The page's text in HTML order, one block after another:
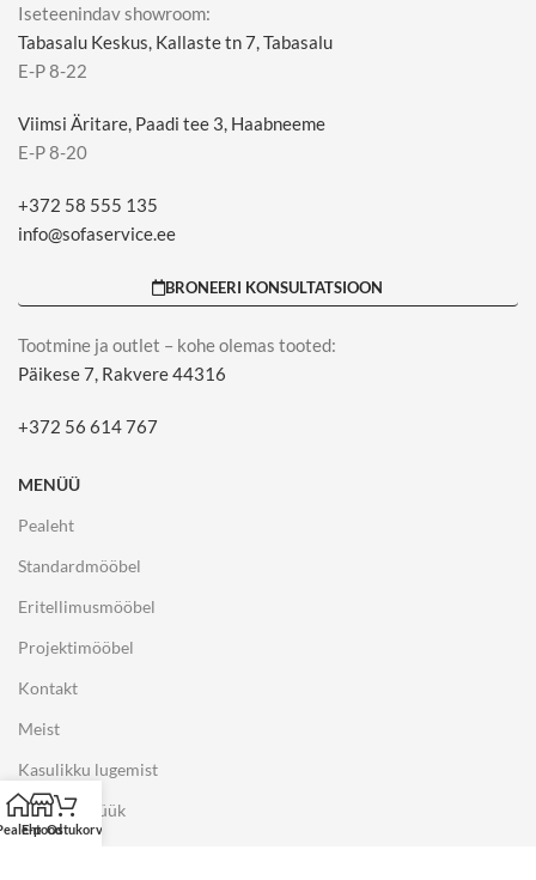
Iseteenindav showroom:
Tabasalu Keskus, Kallaste tn 7, Tabasalu
E-P 8-22
Viimsi Äritare, Paadi tee 3, Haabneeme
E-P 8-20
+372 58 555 135
info@sofaservice.ee
BRONEERI KONSULTATSIOON
Tootmine ja outlet – kohe olemas tooted:
Päikese 7, Rakvere 44316
+372 56 614 767
MENÜÜ
Pealeht
Standardmööbel
Eritellimusmööbel
Projektimööbel
Kontakt
Meist
Kasulikku lugemist
Näidiste müük
E-poodOstukorv